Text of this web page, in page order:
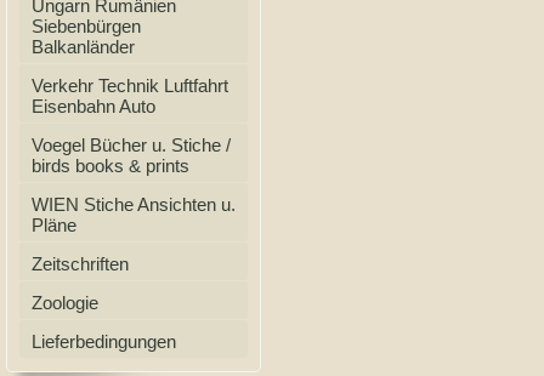
Ungarn Rumänien
Siebenbürgen
Balkanländer
Verkehr Technik Luftfahrt
Eisenbahn Auto
Voegel Bücher u. Stiche /
birds books & prints
WIEN Stiche Ansichten u.
Pläne
Zeitschriften
Zoologie
Lieferbedingungen